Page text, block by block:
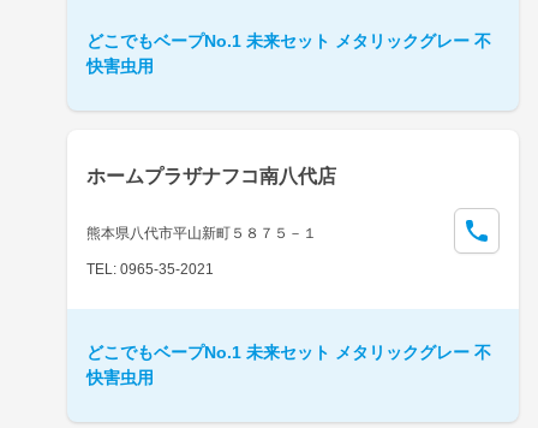
どこでもベープNo.1 未来セット メタリックグレー 不
快害虫用
ホームプラザナフコ南八代店
熊本県八代市平山新町５８７５－１
TEL: 0965-35-2021
どこでもベープNo.1 未来セット メタリックグレー 不
快害虫用